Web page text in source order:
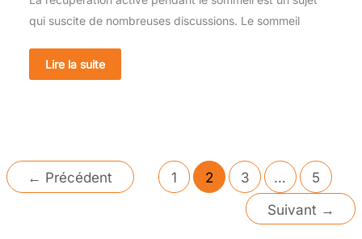
qui suscite de nombreuses discussions. Le sommeil
Lire la suite
← Précédent 1 2 3 …
5
Suivant →